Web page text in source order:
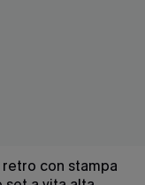
con stampa